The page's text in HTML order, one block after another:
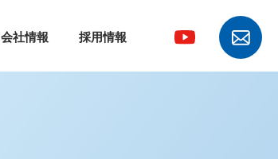
会社情報 採用情報